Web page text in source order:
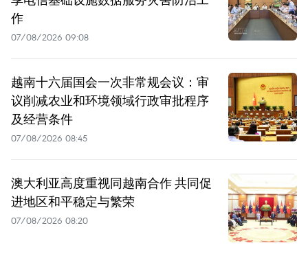
作
07/08/2026 09:08
越南十六届国会一次非常规会议：审
议削减农业和环境领域行政审批程序
及经营条件
07/08/2026 08:45
澳大利亚高度重视同越南合作 共同促
进地区和平稳定与繁荣
07/08/2026 08:20